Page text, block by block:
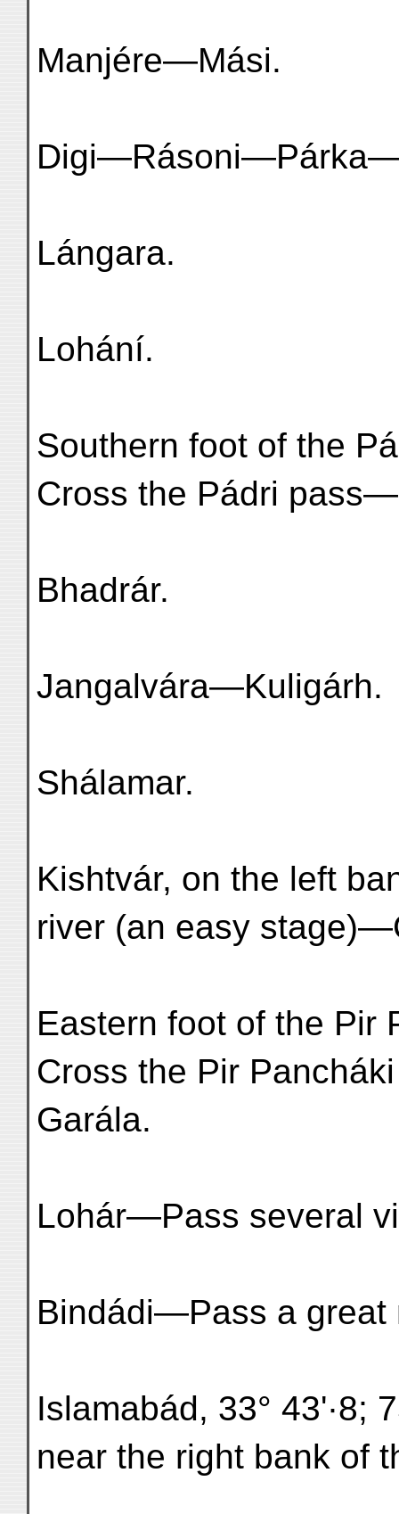
Manjére—Mási.
Lángara.
Lohání.
Southern foot of the
Cross the Pádri
Bhadrár.
Jangalvára—Kuligárh.
Shálamar.
Kishtvár, on the left
river (an easy
Eastern foot of the
Cross the Pir
Garála.
Lohár—Pass several
Bindádi—Pass a great
Islamabád, 33° 43'·8;
near the right bank of